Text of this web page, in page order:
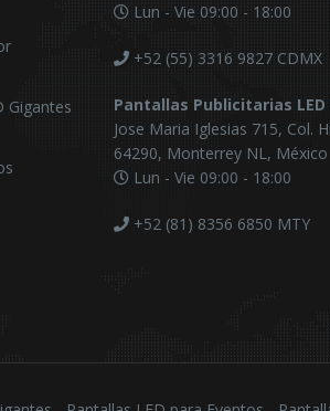
Gigantes
Lun - Vie 09:00 - 18:00
+52 (55) 3316 9827 CDMX
Pantallas Publicitarias LED
Jose Maria Iglesias 715, Col.
64290, Monterrey NL, México
Lun - Vie 09:00 - 18:00
+52 (81) 8356 6850 MTY